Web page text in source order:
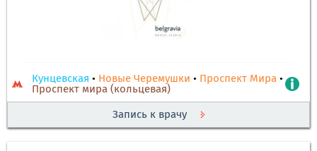
Кунцевская • Новые Черемушки • Проспект Мира •
Проспект мира (кольцевая)
Запись к врачу